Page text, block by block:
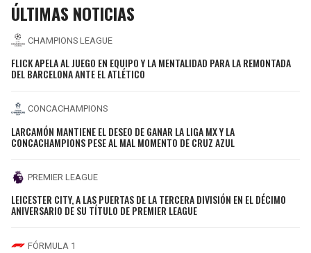
ÚLTIMAS NOTICIAS
CHAMPIONS LEAGUE
FLICK APELA AL JUEGO EN EQUIPO Y LA MENTALIDAD PARA LA REMONTADA
DEL BARCELONA ANTE EL ATLÉTICO
CONCACHAMPIONS
LARCAMÓN MANTIENE EL DESEO DE GANAR LA LIGA MX Y LA
CONCACHAMPIONS PESE AL MAL MOMENTO DE CRUZ AZUL
PREMIER LEAGUE
LEICESTER CITY, A LAS PUERTAS DE LA TERCERA DIVISIÓN EN EL DÉCIMO
ANIVERSARIO DE SU TÍTULO DE PREMIER LEAGUE
FÓRMULA 1